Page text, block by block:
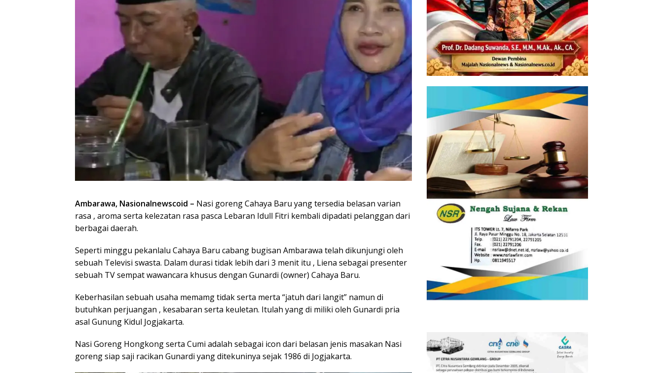
Ambarawa, Nasionalnewscoid – Nasi goreng Cahaya Baru yang tersedia belasan varian
rasa , aroma serta kelezatan rasa pasca Lebaran Idull Fitri kembali dipadati pelanggan dari
berbagai daerah.
Seperti minggu pekanlalu Cahaya Baru cabang bugisan Ambarawa telah dikunjungi oleh
sebuah Televisi swasta. Dalam durasi tidak lebih dari 3 menit itu , Liena sebagai presenter
sebuah TV sempat wawancara khusus dengan Gunardi (owner) Cahaya Baru.
Keberhasilan sebuah usaha memamg tidak serta merta “jatuh dari langit” namun di
butuhkan perjuangan , kesabaran serta keuletan. Itulah yang di miliki oleh Gunardi pria
asal Gunung Kidul Jogjakarta.
Nasi Goreng Hongkong serta Cumi adalah sebagai icon dari belasan jenis masakan Nasi
goreng siap saji racikan Gunardi yang ditekuninya sejak 1986 di Jogjakarta.